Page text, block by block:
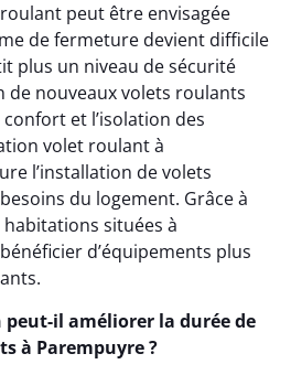
peut être envisagée
de fermeture devient difficile
plus un niveau de sécurité
de nouveaux volets roulants
et l’isolation des
volet roulant à
l’installation de volets
du logement. Grâce à
situées à
d’équipements plus
peut-il améliorer la durée de
à Parempuyre ?